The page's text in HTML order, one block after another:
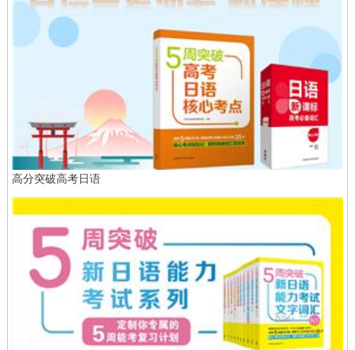
高分突破高考日语